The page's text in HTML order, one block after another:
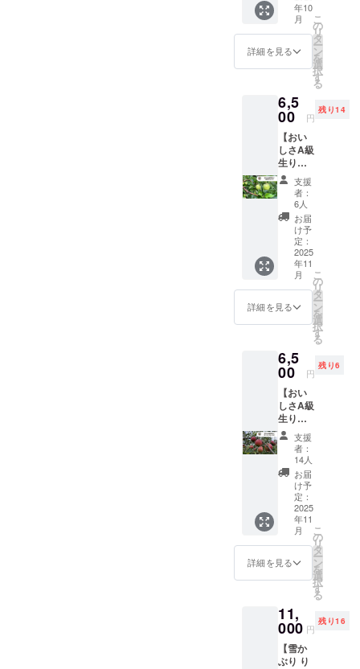
賞味/消
費期
品に記
載 ・主
地：日
本(青森
県) 原材
料及び
添加物
等の食
品表示
はお届
け商品
のラベ
ルに表
記され
ます。
商品開
封前に
お届け
のリ
された
ラベル
や注意
書きを
ご確認
くださ
い。
日本(青
森県) ・
サイズ/
重量：
蔵のう
え、お
早めに
お召し
上がり
くださ
い。
０月５
日頃
（予
定） ＜
・名
称：り
んご ・
原産国/
産地：
日本(青
森県) ・
サイズ/
重量：
5kg ・
保存方
法：冷
蔵のう
え、お
早めに
お召し
上がり
扱いさ
れてい
る美味
しさA級
の生り
んご
玉）１
６個〜
２４個
を収穫
した新
鮮なう
ちにお
届けし
ます！
品種：
紅玉 発
送時
期：１
０月５
日頃
（予
定） ＜
・名
称：り
んご ・
原産国/
産地：
日本(青
森県) ・
サイズ/
重量：
5kg ・
保存方
法：冷
蔵のう
え、お
早めに
お召し
上がり
年10
月
詳細を見る
こ
の
リ
タ
ー
ン
を
選
択
す
る
6,5
00 円
残り14
【おい
しさA級
生りん
ご（王
林）５
kg セッ
ト】
ちょっ
とした
傷でB級
扱いさ
れてい
る美味
しさA級
の生り
んご
林）１
６個〜
２０個
を収穫
した新
鮮なう
ちにお
届けし
ます！
品種：
王林 発
送時
期：１
１月１
０日頃
（予
定） ＜
・名
称：り
んご ・
原産国/
産地：
支援
者：
6人
お届
け予
定：
2025
年11
月
詳細を見る
こ
の
リ
タ
ー
ン
を
選
択
す
る
6,5
00 円
残り6
【おい
しさA級
生りん
ご（サ
ンふ
じ）５
kg セッ
ト】
ちょっ
とした
傷でB級
扱いさ
れてい
る美味
しさA級
の生り
（サン
ふじ）
１６
個〜２
０個を
支援
者：
14人
お届
け予
定：
2025
年11
月
詳細を見る
こ
の
リ
タ
ー
ン
を
選
択
す
る
11,
000 円
残り16
【雪か
ぶり り